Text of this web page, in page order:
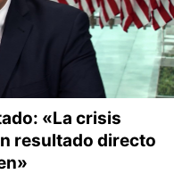
«La crisis
resultado directo